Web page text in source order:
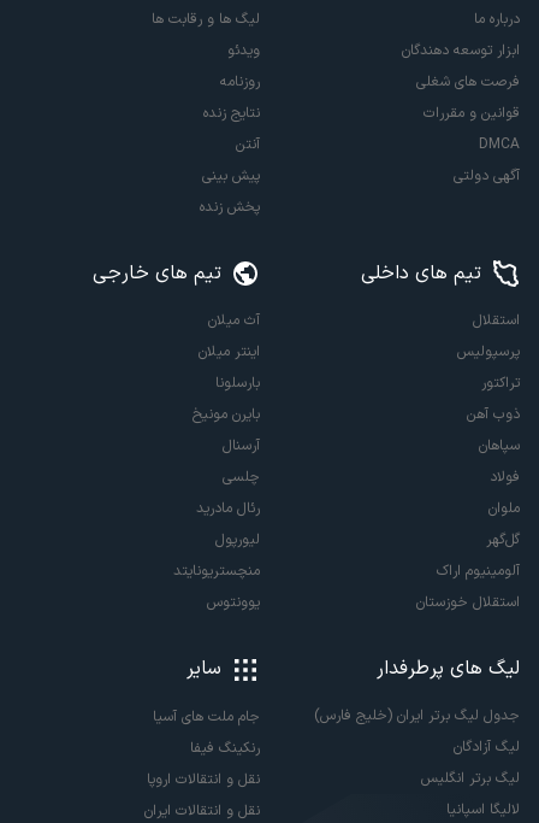
درباره ما
ابزار توسعه دهندگان
فرصت های شغلی
قوانین و مقررات
DMCA
آگهی دولتی
لیگ ها و رقابت ها
ویدئو
روزنامه
نتایج زنده
آنتن
پیش بینی
پخش زنده
تیم های داخلی
استقلال
پرسپولیس
تراکتور
ذوب آهن
سپاهان
فولاد
ملوان
گل‌گهر
آلومینیوم اراک
استقلال خوزستان
تیم های خارجی
آث میلان
اینتر میلان
بارسلونا
بایرن مونیخ
آرسنال
چلسی
رئال مادرید
لیورپول
منچستریونایتد
یوونتوس
لیگ های پرطرفدار
جدول لیگ برتر ایران (خلیج فارس)
لیگ آزادگان
لیگ برتر انگلیس
لالیگا اسپانیا
سایر
جام ملت های آسیا
رنکینگ فیفا
نقل و انتقالات اروپا
نقل و انتقالات ایران